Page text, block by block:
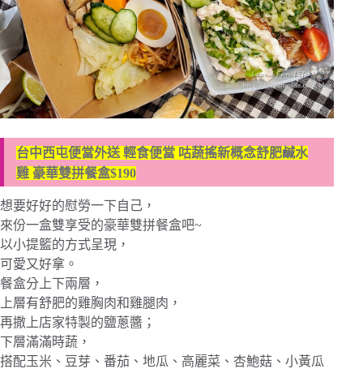
台中西屯便當外送 輕食便當 咕蔬搖新概念舒肥鹹水
雞 豪華雙拼餐盒$190
想要好好的慰勞一下自己，
來份一盒雙享受的豪華雙拼餐盒吧~
以小提籃的方式呈現，
可愛又好拿。
餐盒分上下兩層，
上層有舒肥的雞胸肉和雞腿肉，
再撒上店家特製的鹽蔥醬；
下層滿滿時蔬，
搭配玉米、豆芽、番茄、地瓜、高麗菜、杏鮑菇、小黃瓜